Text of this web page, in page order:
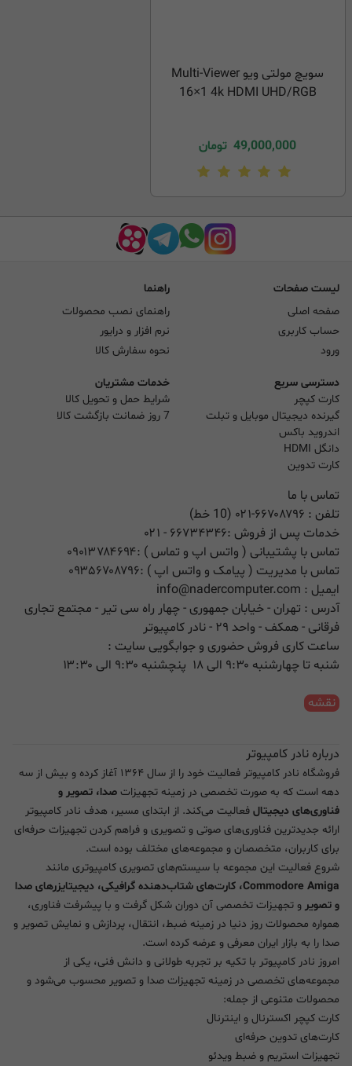
سویچ مولتی ویو Multi-Viewer
16×1 4k HDMI UHD/RGB
49,000,000 تومان
لیست صفحات
صفحه اصلی
حساب کاربری
ورود
راهنما
راهنمای نصب محصولات
نرم افزار و درایور
نحوه سفارش کالا
دسترسی سریع
کارت کپچر
گیرنده دیجیتال موبایل و تبلت
اندروید باکس
دانگل HDMI
کارت تدوین
خدمات مشتریان
شرایط حمل و تحویل کالا
7 روز ضمانت بازگشت کالا
تماس با ما
تلفن : ۰۲۱-۶۶۷۰۸۷۹۶ (10 خط)
خدمات پس از فروش :۶۶۷۳۴۳۴۶ - ۰۲۱
تماس با پشتیبانی ( واتس اپ و تماس ) :۰۹۰۱۳۷۸۴۶۹۴
تماس با مدیریت ( پیامک و واتس اپ ) :۰۹۳۵۶۷۰۸۷۹۶
ایمیل : info@nadercomputer.com
آدرس : تهران - خیابان جمهوری - چهار راه سی تیر - مجتمع تجاری
فرقانی - همکف - واحد ۲۹ - نادر کامپیوتر
ساعت کاری فروش حضوری و جوابگویی سایت :
شنبه تا چهارشنبه ۹:۳۰ الی ۱۸ پنچشنبه ۹:۳۰ الی ۱۳:۳۰
نقشه
درباره نادر کامپیوتر
فروشگاه نادر کامپیوتر فعالیت خود را از سال ۱۳۶۴ آغاز کرده و بیش از سه
دهه است که به صورت تخصصی در زمینه تجهیزات صدا، تصویر و
فناوری‌های دیجیتال فعالیت می‌کند. از ابتدای مسیر، هدف نادر کامپیوتر
ارائه جدیدترین فناوری‌های صوتی و تصویری و فراهم کردن تجهیزات حرفه‌ای
برای کاربران، متخصصان و مجموعه‌های مختلف بوده است.
شروع فعالیت این مجموعه با سیستم‌های تصویری کامپیوتری مانند
Commodore Amiga، کارت‌های شتاب‌دهنده گرافیکی، دیجیتایزرهای صدا
و تصویر و تجهیزات تخصصی آن دوران شکل گرفت و با پیشرفت فناوری،
همواره محصولات روز دنیا در زمینه ضبط، انتقال، پردازش و نمایش تصویر و
صدا را به بازار ایران معرفی و عرضه کرده است.
امروز نادر کامپیوتر با تکیه بر تجربه طولانی و دانش فنی، یکی از
مجموعه‌های تخصصی در زمینه تجهیزات صدا و تصویر محسوب می‌شود و
محصولات متنوعی از جمله:
کارت کپچر اکسترنال و اینترنال
کارت‌های تدوین حرفه‌ای
تجهیزات استریم و ضبط ویدئو